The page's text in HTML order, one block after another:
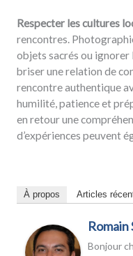
Respecter les cultures
rencontres.
objets sacrés ou
briser une relation de
rencontre authentique
humilité, patience et
en retour une
d’expériences peuvent
À propos Articles
Romain
Bonjour